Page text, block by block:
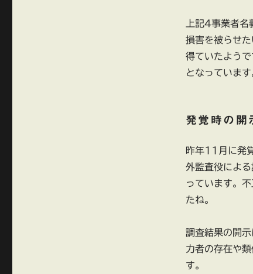
上記4事業者
損害を被らせ
得ていたよう
となっています
発覚時の開
昨年11月に発
外監査役によ
っています。
たね。
調査結果の開
力者の存在や
す。